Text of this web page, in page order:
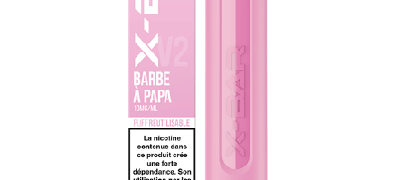
CONTACTA CON NOSOTROS
PREGUNTAS MÁS FRECUENTES
CONVIÉRTASE EN UN MAYORISTA DE X-BAR